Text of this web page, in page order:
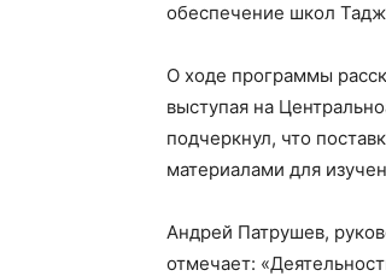
обеспечение школ
О ходе программы
выступая на
подчеркнул, что
материалами для
Андрей Патрушев,
отмечает: